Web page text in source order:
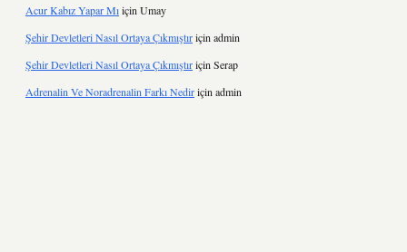
Acur Kabız Yapar Mıiçin Umay
Şehir Devletleri Nasıl Ortaya Çıkmıştıriçin admin
Şehir Devletleri Nasıl Ortaya Çıkmıştıriçin Serap
Adrenalin Ve Noradrenalin Farkı Nediriçin admin